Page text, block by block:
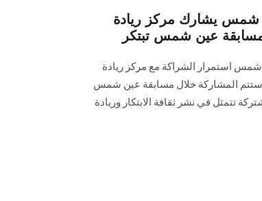
شمس يشارك مركز ريادة
مسابقة عين شمس تبتكر
شمس استمرار الشراكة مع مركز ريادة
ستتم المشاركة خلال مسابقة عين شمس
مشتركة تتمثل في نشر ثقافة الابتكار وريادة